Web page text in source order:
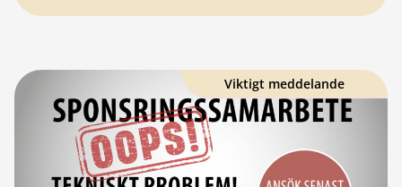
Viktigt meddelande